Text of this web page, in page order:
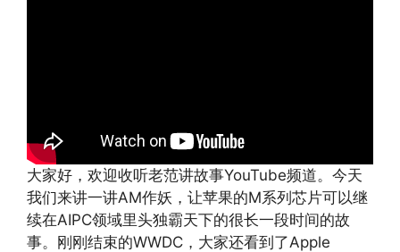
大家好，欢迎收听老范讲故事YouTube频道。今天
我们来讲一讲AM作妖，让苹果的M系列芯片可以继
续在AIPC领域里头独霸天下的很长一段时间的故
事。刚刚结束的WWDC，大家还看到了Apple